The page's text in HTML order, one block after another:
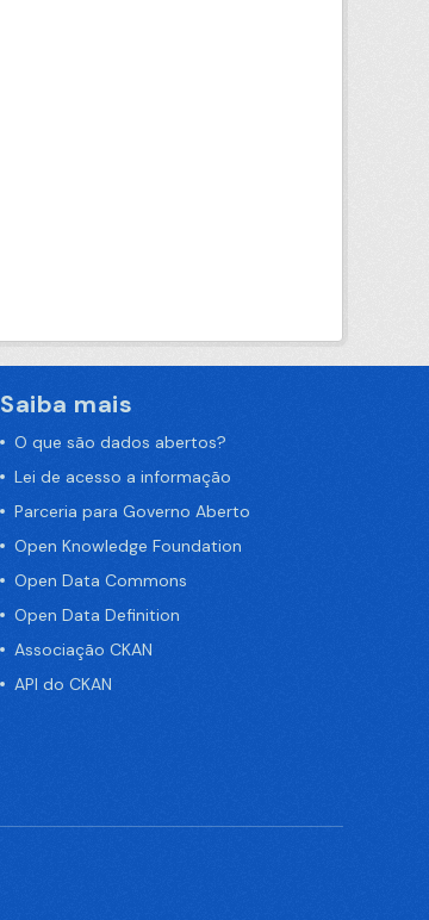
Saiba mais
O que são dados abertos?
Lei de acesso a informação
Parceria para Governo Aberto
Open Knowledge Foundation
Open Data Commons
Open Data Definition
Associação CKAN
API do CKAN